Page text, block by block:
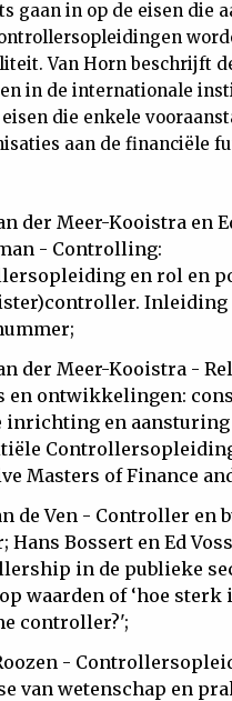
gaan in op de eisen die
Van Horn beschrijft
in de internationale
die enkele
aan de financiële
der Meer-Kooistra en
- Controlling:
en rol en
Inleiding
der Meer-Kooistra -
en ontwikkelingen:
inrichting en aansturing
Masters of Finance
de Ven - Controller en
Hans Bossert en Ed
in de publieke
waarden of ‘hoe sterk
controller?';
-
van wetenschap en